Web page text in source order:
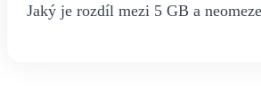
Jaký je rozdíl mezi 5 GB a